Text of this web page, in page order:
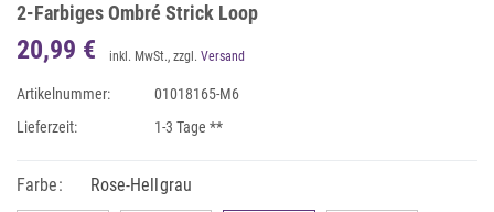
2-Farbiges Ombré Strick Loop
20,99 € inkl. MwSt., zzgl. Versand
Artikelnummer:
01018165-M6
Lieferzeit:
1-3 Tage **
Farbe: Rose-Hellgrau